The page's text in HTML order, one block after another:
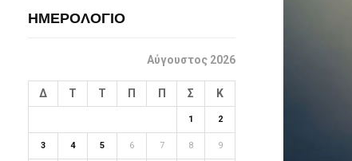
ΗΜΕΡΟΛΟΓΙΟ
Αύγουστος 2026
Δ Τ Τ Π Π Σ Κ
1 2
3 4 5 6 7 8 9